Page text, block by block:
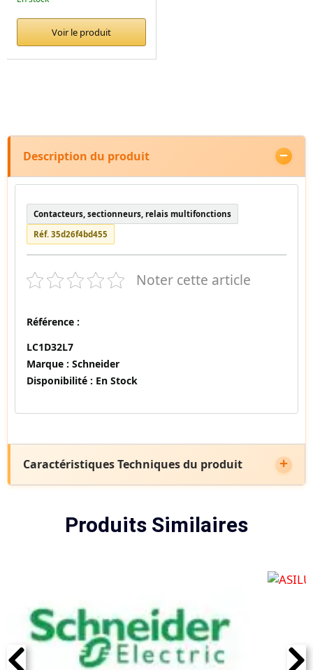
Voir le produit
Description du produit
Contacteurs, sectionneurs, relais multifonctions
Réf. 35d26f4bd455
Noter cette article
Référence :
LC1D32L7
Marque : Schneider
Disponibilité : En Stock
Caractéristiques Techniques du produit
Produits Similaires